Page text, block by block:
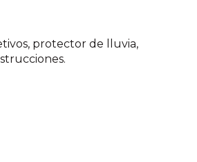
protector de lluvia,